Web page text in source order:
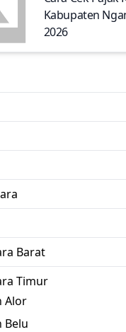
Kabupaten
2026
Barat
Timur
Alor
Belu